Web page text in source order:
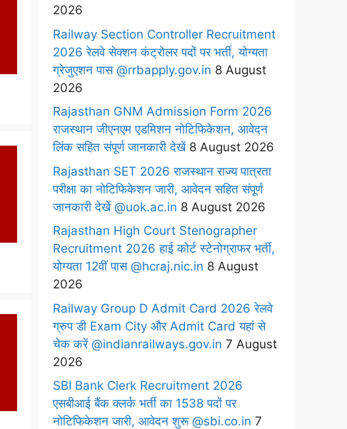
2026
Railway Section Controller Recruitment
2026 रेलवे सेक्शन कंट्रोलर पदों पर भर्ती, योग्यता
ग्रेजुएशन पास @rrbapply.gov.in 8 August
2026
Rajasthan GNM Admission Form 2026
राजस्थान जीएनएम एडमिशन नोटिफिकेशन, आवेदन
लिंक सहित संपूर्ण जानकारी देखें8 August 2026
Rajasthan SET 2026 राजस्थान राज्य पात्रता
परीक्षा का नोटिफिकेशन जारी, आवेदन सहित संपूर्ण
जानकारी देखें @uok.ac.in 8 August 2026
Rajasthan High Court Stenographer
Recruitment 2026 हाई कोर्ट स्टेनोग्राफर भर्ती,
योग्यता 12वीं पास @hcraj.nic.in 8 August
2026
Railway Group D Admit Card 2026 रेलवे
ग्रुप डी Exam City और Admit Card यहां से
चेक करें @indianrailways.gov.in 7 August
2026
SBI Bank Clerk Recruitment 2026
एसबीआई बैंक क्लर्क भर्ती का 1538 पदों पर
नोटिफिकेशन जारी, आवेदन शुरू @sbi.co.in 7